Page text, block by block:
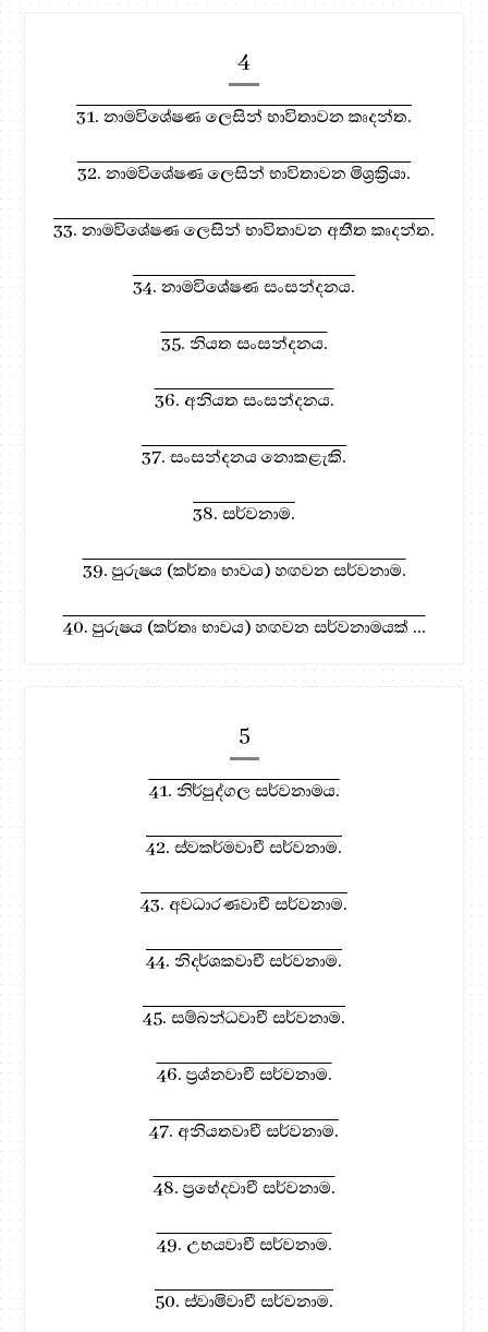
4
31. නාමවිශේෂණ ලෙසින් භාවිතාවන කෘදන්ත.
32. නාමවිශේෂණ ලෙසින් භාවිතාවන මිශ්‍රක්‍රියා.
33. නාමවිශේෂණ ලෙසින් භාවිතාවන අතීත කෘදන්ත.
34. නාමවිශේෂණ සංසන්දනය.
35. නියත සංසන්දනය.
36. අනියත සංසන්දනය.
37. සංසන්දනය නොකළැකි.
38. සර්වනාම.
39. පුරුෂය (කර්තෘ භාවය) හඟවන සර්වනාම.
40. පුරුෂය (කර්තෘ භාවය) හඟවන සර්වනාමයක් ...
5
41. නිර්පුද්ගල සර්වනාමය.
42. ස්වකර්මවාචී සර්වනාම.
43. අවධාරණවාචී සර්වනාම.
44. නිදර්ශකවාචී සර්වනාම.
45. සම්බන්ධවාචී සර්වනාම.
46. ප්‍රශ්නවාචී සර්වනාම.
47. අනියතවාචී සර්වනාම.
48. ප්‍රභේදවාචී සර්වනාම.
49. උභයවාචී සර්වනාම.
50. ස්වාමිවාචී සර්වනාම.